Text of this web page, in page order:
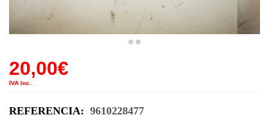
20,00€
IVA Inc.
REFERENCIA: 9610228477